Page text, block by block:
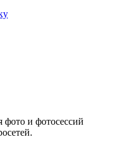
фото и фотосессий